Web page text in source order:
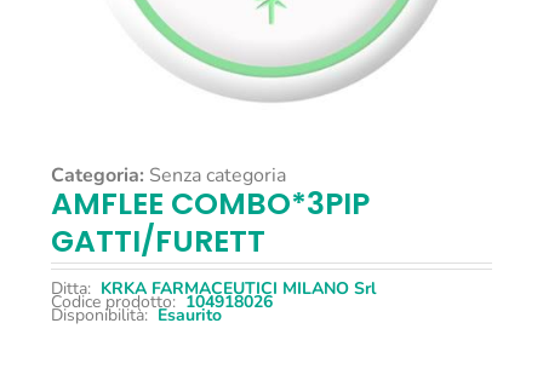
Categoria: Senza categoria
AMFLEE COMBO*3PIP
GATTI/FURETT
Ditta: KRKA FARMACEUTICI MILANO Srl
Codice prodotto: 104918026
Disponibilità: Esaurito